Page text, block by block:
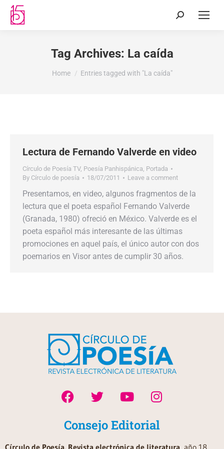
Tag Archives: La caída
You are here:
Home Entries tagged with "La caída"
Lectura de Fernando Valverde en video
Círculo de Poesía TV, Poesía Panhispánica, Portada
By Círculo de poesía 18/07/2011 Leave a comment
Presentamos, en video, algunos fragmentos de la
lectura que el poeta español Fernando Valverde
(Granada, 1980) ofreció en México. Valverde es el
poeta español más interesante de las últimas
promociones en aquel país, el único autor con dos
poemarios en Visor antes de cumplir 30 años.
Consejo Editorial
Círculo de Poesía. Revista electrónica de literatura , año 18,